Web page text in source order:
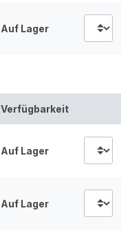
Auf Lager
Verfügbarkeit
Auf Lager
Auf Lager